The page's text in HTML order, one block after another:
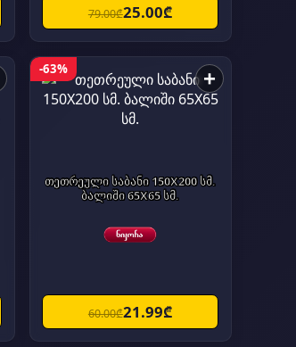
79.00₾25.00₾
-63% +
თეთრეული საბანი 150X200 სმ.
ბალიში 65X65 სმ.
60.00₾21.99₾